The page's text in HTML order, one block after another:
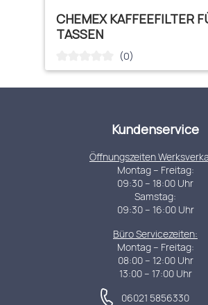
CHEMEX KAFFEEFILTER
TASSEN
Durchschnittliche Bewertung von
(0)
Kundenservice
Öffnungszeiten
Montag – Freitag:
09:30 – 18:00 Uhr
Samstag:
09:30 – 16:00 Uhr
Büro Servicezeiten:
Montag – Freitag:
08:00 – 12:00 Uhr
13:00 – 17:00 Uhr
06021 5856330